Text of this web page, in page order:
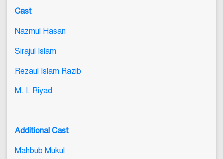
Cast
Nazmul Hasan
Sirajul Islam
Rezaul Islam Razib
M. I. Riyad
Additional Cast
Mahbub Mukul